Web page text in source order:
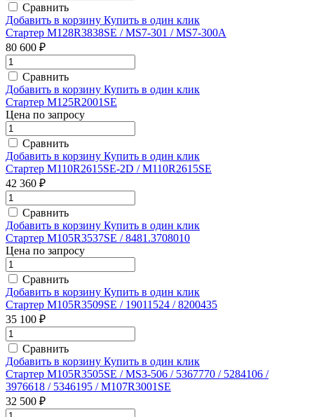
Сравнить
Добавить в корзину Купить в один клик
Стартер M128R3838SE / MS7-301 / MS7-300A
80 600 ₽
Сравнить
Добавить в корзину Купить в один клик
Стартер M125R2001SE
Цена по запросу
Сравнить
Добавить в корзину Купить в один клик
Стартер M110R2615SE-2D / M110R2615SE
42 360 ₽
Сравнить
Добавить в корзину Купить в один клик
Стартер M105R3537SE / 8481.3708010
Цена по запросу
Сравнить
Добавить в корзину Купить в один клик
Стартер M105R3509SE / 19011524 / 8200435
35 100 ₽
Сравнить
Добавить в корзину Купить в один клик
Стартер M105R3505SE / MS3-506 / 5367770 / 5284106 /
3976618 / 5346195 / M107R3001SE
32 500 ₽